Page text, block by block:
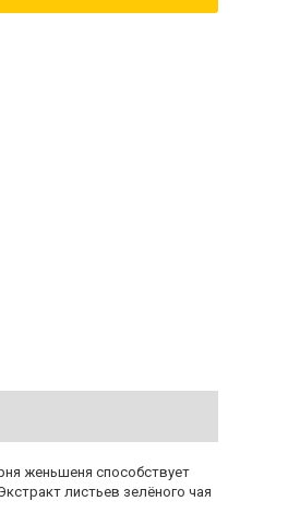
женьшеня способствует
листьев зелёного чая